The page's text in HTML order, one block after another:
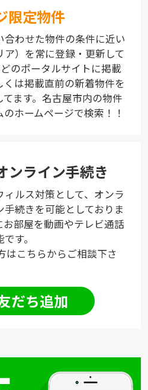
限定物件
わせた物件の条件に近い
）を常に登録・更新して
のポータルサイトに掲載
くは掲載直前の新着物件を
ます。名古屋市内の物件
ホームページで検索！！
ンライン手続き
ルス対策として、オンラ
続きを可能としておりま
部屋を動画やテレビ通話
す。
はこちらからご相談下さ
だち追加